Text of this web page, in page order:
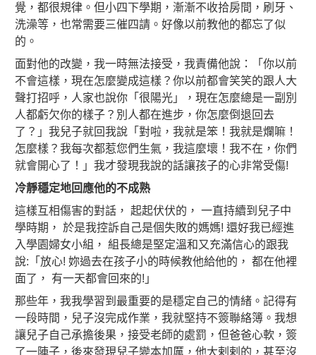
覺，都很規律。但小四下學期，漸漸不收拾房間，刷牙、
洗澡等，也常需要三催四請。好像以前教他的都忘了似
的。
面對他的改變，我一時無法接受，我責備他說：「你以前
不會這樣，現在怎麼變成這樣？你以前都會笑笑的跟人大
聲打招呼，人家也說你「很陽光」，現在怎麼總是一副別
人都虧欠你的樣子？別人都在進步，你怎麼倒退回去
了？」我兒子就回我說「對啦，我就是笨！我就是爛嘛！
怎麼樣？我每次都惹您們生氣，我這麼壞！我不在，你們
就會開心了！」我才發現我說的話讓孩子的心非常受傷!
冷靜穩定地回應他的不成熟
這樣互相傷害的對話， 起起伏伏的， 一直持續到兒子中
學時期， 於是我控訴自己是個失敗的媽媽! 還好我已經進
入學園婦女小組， 組長總是堅定溫和又充滿信心的跟我
說:「放心! 妳過去在孩子小的時候教他給他的， 都在他裡
面了， 有一天都會回來的!」
那些年，我我學習到最重要的是穩定自己的情緒。記得有
一段時間，兒子沒完成作業，我就堅持不簽聯絡簿。我想
讓兒子自己承擔後果，接受老師的處罰，但爸爸心軟，簽
了一陣子，後來發現兒子變本加厲，他大剌剌的，甚至沒